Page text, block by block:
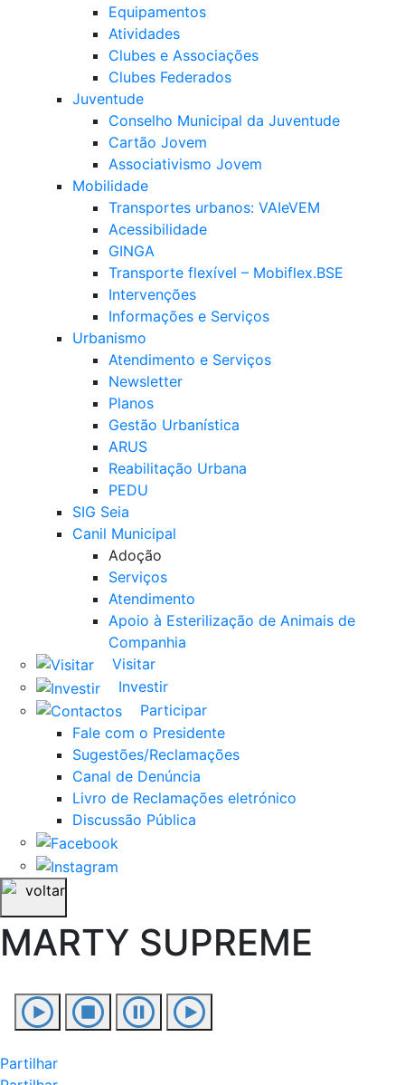
Equipamentos
Atividades
Clubes e Associações
Clubes Federados
Juventude
Conselho Municipal da Juventude
Cartão Jovem
Associativismo Jovem
Mobilidade
Transportes urbanos: VAIeVEM
Acessibilidade
GINGA
Transporte flexível – Mobiflex.BSE
Intervenções
Informações e Serviços
Urbanismo
Atendimento e Serviços
Newsletter
Planos
Gestão Urbanística
ARUS
Reabilitação Urbana
PEDU
SIG Seia
Canil Municipal
Adoção
Serviços
Atendimento
Apoio à Esterilização de Animais de
Companhia
Visitar
Investir
Participar
Fale com o Presidente
Sugestões/Reclamações
Canal de Denúncia
Livro de Reclamações eletrónico
Discussão Pública
voltar
MARTY SUPREME
Partilhar